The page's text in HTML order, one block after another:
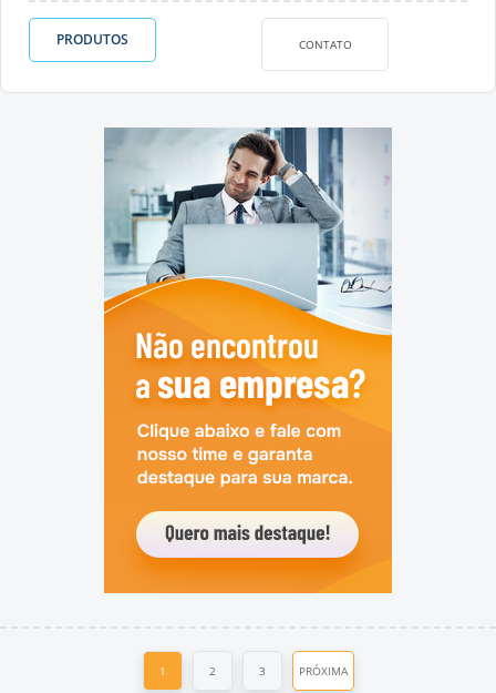
PRODUTOS CONTATO
1 2 3 PRÓXIMA